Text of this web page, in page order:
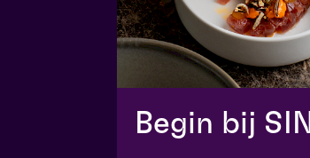
Begin bij SIN